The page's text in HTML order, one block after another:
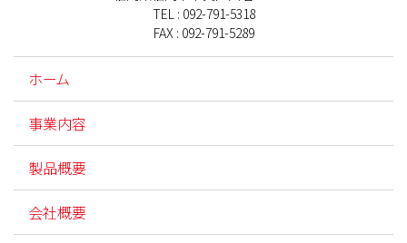
TEL : 092-791-5318
FAX : 092-791-5289
ホーム
事業内容
製品概要
会社概要